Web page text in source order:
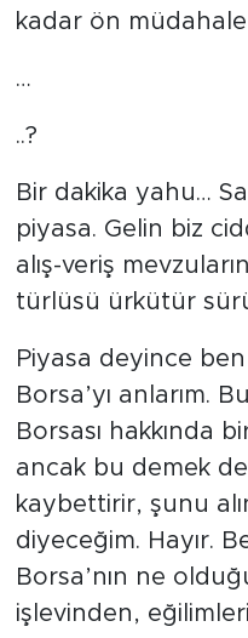
kadar ön müdahale
…
..?
Bir dakika yahu…
piyasa. Gelin biz
alış-veriş
türlüsü ürkütür
Piyasa deyince
Borsa’yı anlarım.
Borsası hakkında
ancak bu demek
kaybettirir, şunu
diyeceğim. Hayır.
Borsa’nın ne
işlevinden,